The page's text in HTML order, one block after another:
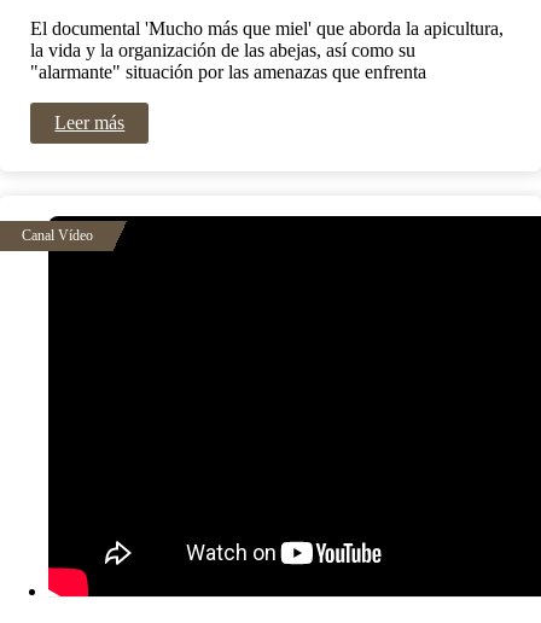
El documental 'Mucho más que miel' que aborda la apicultura,
la vida y la organización de las abejas, así como su
"alarmante" situación por las amenazas que enfrenta
Leer más